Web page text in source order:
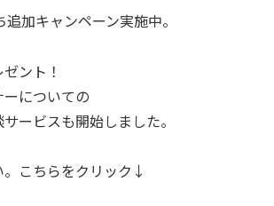
加キャンペーン実施中。
ント！
についての
ービスも開始しました。
こちらをクリック↓